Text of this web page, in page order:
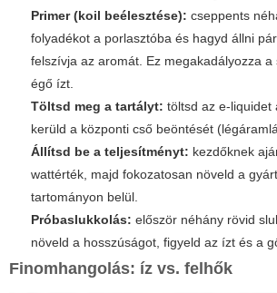
Primer (koil beélesztése): cseppents
folyadékot a porlasztóba és hagyd állni
felszívja az aromát. Ez megakadályozza
égő ízt.
Töltsd meg a tartályt: töltsd az e-liquidet
kerüld a központi cső beöntését
Állítsd be a teljesítményt: kezdőknek
wattérték, majd fokozatosan növeld a
tartományon belül.
Próbaslukkolás: először néhány rövid
növeld a hosszúságot, figyeld az ízt és a
Finomhangolás: íz vs. felhők